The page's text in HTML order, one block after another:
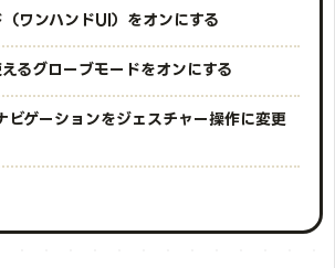
ワンハンドUI）をオンにする
るグローブモードをオンにする
ビゲーションをジェスチャー操作に変更